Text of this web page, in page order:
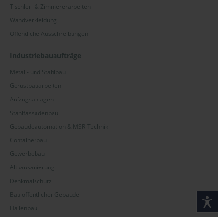
Tischler- & Zimmererarbeiten
Wandverkleidung
Öffentliche Ausschreibungen
Industriebauaufträge
Metall- und Stahlbau
Gerüstbauarbeiten
Aufzugsanlagen
Stahlfassadenbau
Gebäudeautomation & MSR-Technik
Containerbau
Gewerbebau
Altbausanierung
Denkmalschutz
Bau öffentlicher Gebäude
Hallenbau